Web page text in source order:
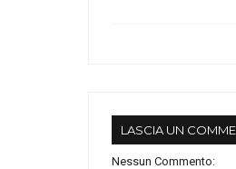
LASCIA UN
Nessun Commento: